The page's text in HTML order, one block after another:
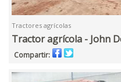
Tractores agrícolas
Tractor agrícola - John
Compartir: